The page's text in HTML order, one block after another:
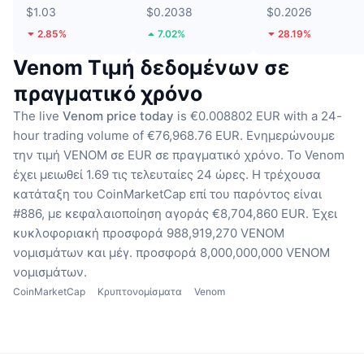
$1.03
2.85%
$0.2038
7.02%
$0.2026
28.19%
Venom Τιμή δεδομένων σε
πραγματικό χρόνο
The live Venom price today is €0.008802 EUR with a 24-
hour trading volume of €76,968.76 EUR. Ενημερώνουμε
την τιμή VENOM σε EUR σε πραγματικό χρόνο. Το Venom
έχει μειωθεί 1.69 τις τελευταίες 24 ώρες. Η τρέχουσα
κατάταξη του CoinMarketCap επί του παρόντος είναι
#886, με κεφαλαιοποίηση αγοράς €8,704,860 EUR. Έχει
κυκλοφοριακή προσφορά 988,919,270 VENOM
νομισμάτων και μέγ. προσφορά 8,000,000,000 VENOM
νομισμάτων.
CoinMarketCap Κρυπτονομίσματα Venom